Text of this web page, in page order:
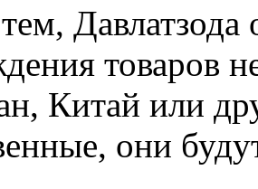
Давлатзода
товаров
Китай или
они